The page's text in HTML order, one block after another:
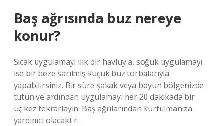
Baş ağrısında buz nereye
konur?
Sıcak uygulamayı ılık bir havluyla, soğuk uygulamayı
ise bir beze sarılmış küçük buz torbalarıyla
yapabilirsiniz. Bir süre şakak veya boyun bölgenizde
tutun ve ardından uygulamayı her 20 dakikada bir
üç kez tekrarlayın. Baş ağrılarından kurtulmanıza
yardımcı olacaktır.